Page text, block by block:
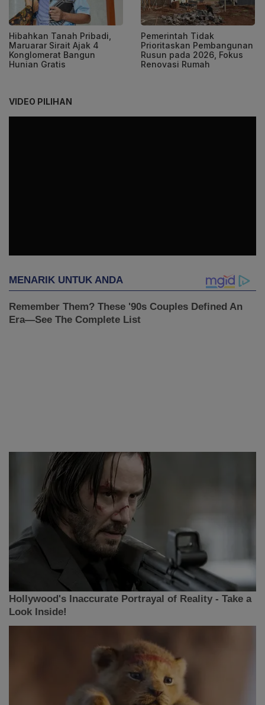
Hibahkan Tanah Pribadi,
Maruarar Sirait Ajak 4
Konglomerat Bangun
Hunian Gratis
Pemerintah Tidak
Prioritaskan Pembangunan
Rusun pada 2026, Fokus
Renovasi Rumah
VIDEO PILIHAN